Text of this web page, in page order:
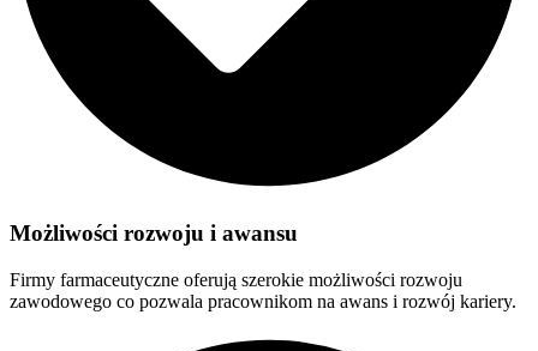
Możliwości rozwoju i awansu
Firmy farmaceutyczne oferują szerokie możliwości rozwoju
zawodowego co pozwala pracownikom na awans i rozwój kariery.